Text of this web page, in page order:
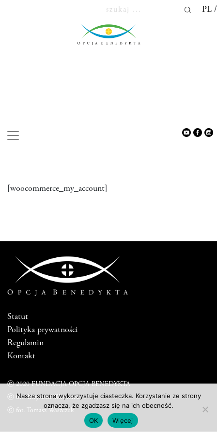
PL
[woocommerce_my_account]
Statut
Polityka prywatności
Regulamin
Kontakt
ⓒ 2020 FUNDACJA OPCJA BENEDYKTA
ⓒ fot. Krzysztof Worobiec
ⓒ fot. Tomasz Waszczuk
Nasza strona wykorzystuje ciasteczka. Korzystanie ze strony
oznacza, że zgadzasz się na ich obecność.
OK
Więcej